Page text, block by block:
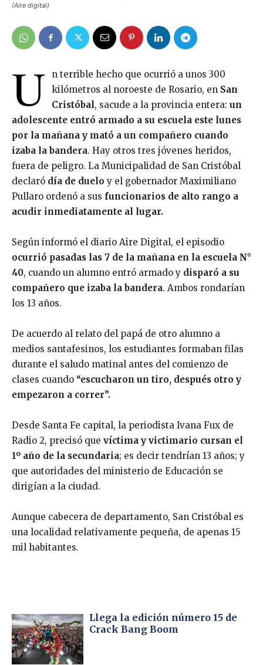
(Aire digital)
U
n terrible hecho que ocurrió a unos 300
kilómetros al noroeste de Rosario, en San
Cristóbal, sacude a la provincia entera: un
adolescente entró armado a su escuela este lunes
por la mañana y mató a un compañero cuando
izaba la bandera. Hay otros tres jóvenes heridos,
fuera de peligro. La Municipalidad de San Cristóbal
declaró día de dueloy el gobernador Maximiliano
Pullaro ordenó a sus funcionarios de alto rango a
acudir inmediatamente al lugar.
Según informó el diario Aire Digital, el episodio
ocurrió pasadas las 7 de la mañana en la escuela N°
40, cuando un alumno entró armado y disparó a su
compañero que izaba la bandera. Ambos rondarían
los 13 años.
De acuerdo al relato del papá de otro alumno a
medios santafesinos, los estudiantes formaban filas
durante el saludo matinal antes del comienzo de
clases cuando “escucharon un tiro, después otro y
empezaron a correr”.
Desde Santa Fe capital, la periodista Ivana Fux de
Radio 2, precisó que víctima y victimario cursan el
1º año de la secundaria; es decir tendrían 13 años; y
que autoridades del ministerio de Educación se
dirigían a la ciudad.
Aunque cabecera de departamento, San Cristóbal es
una localidad relativamente pequeña, de apenas 15
mil habitantes.
Llega la edición número 15 de
Crack Bang Boom